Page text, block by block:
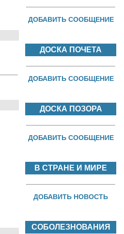
ДОБАВИТЬ СООБЩЕНИЕ
ДОСКА ПОЧЕТА
ДОБАВИТЬ СООБЩЕНИЕ
ДОСКА ПОЗОРА
ДОБАВИТЬ СООБЩЕНИЕ
В СТРАНЕ И МИРЕ
ДОБАВИТЬ НОВОСТЬ
СОБОЛЕЗНОВАНИЯ